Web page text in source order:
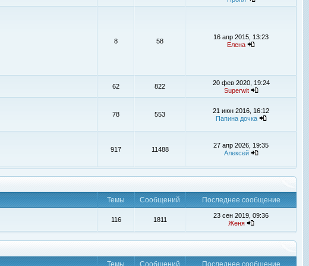
8 58
16 апр 2015, 13:23
Елена
62 822
20 фев 2020, 19:24
Superwit
78 553
21 июн 2016, 16:12
Папина дочка
917 11488
27 апр 2026, 19:35
Алексей
Темы Сообщений
Последнее сообщение
116 1811
23 сен 2019, 09:36
Женя
Темы Сообщений
Последнее сообщение